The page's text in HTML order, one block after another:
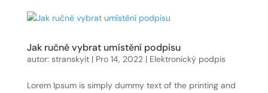
Jak ručně vybrat umístění podpisu
autor: stranskyit| Pro 14, 2022| Elektronický podpis
Lorem Ipsum is simply dummy text of the printing and